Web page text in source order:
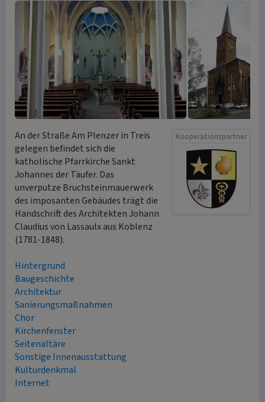
Kooperationspartner
An der Straße Am Plenzer in Treis
gelegen befindet sich die
katholische Pfarrkirche Sankt
Johannes der Täufer. Das
unverputze Bruchsteinmauerwerk
des imposanten Gebäudes trägt die
Handschrift des Architekten Johann
Claudius von Lassaulx aus Koblenz
(1781-1848).
Hintergrund
Baugeschichte
Architektur
Sanierungsmaßnahmen
Chor
Kirchenfenster
Seitenaltäre
Sonstige Innenausstattung
Kulturdenkmal
Internet